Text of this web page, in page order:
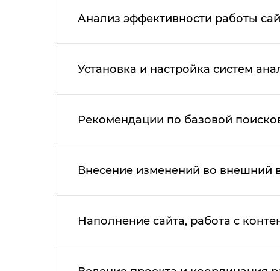
Анализ эффективности работы
Установка и настройка систем
Рекомендации по базовой
Внесение изменений во внешний
Наполнение сайта, работа с